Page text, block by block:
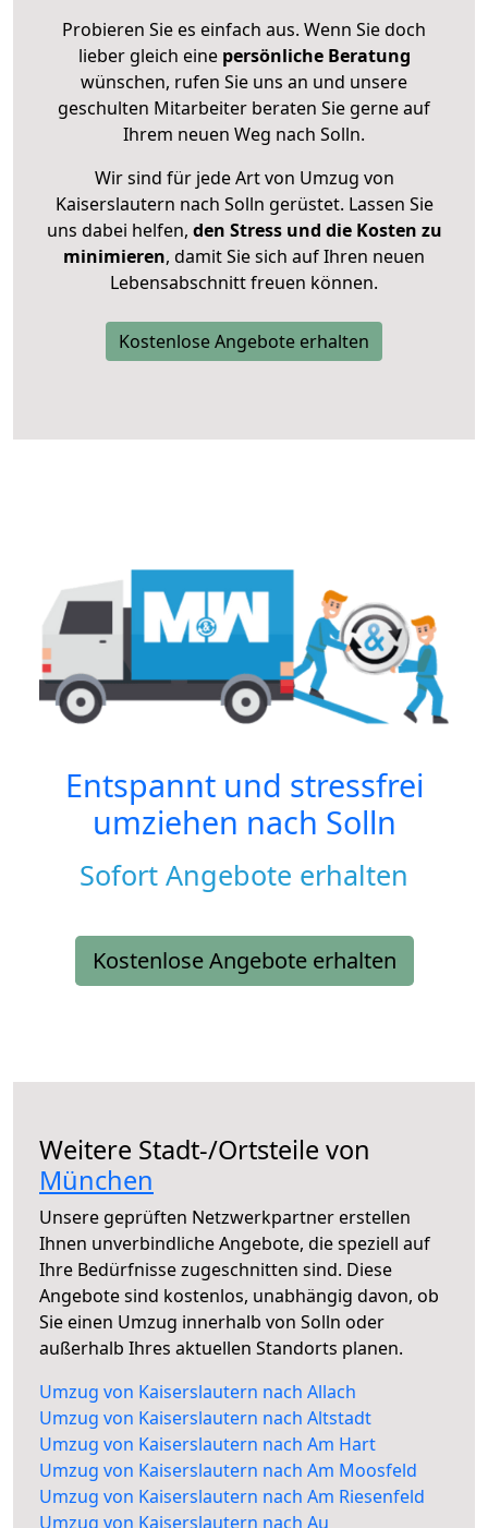
Probieren Sie es einfach aus. Wenn Sie doch
lieber gleich eine persönliche Beratung
wünschen, rufen Sie uns an und unsere
geschulten Mitarbeiter beraten Sie gerne auf
Ihrem neuen Weg nach Solln.
Wir sind für jede Art von Umzug von
Kaiserslautern nach Solln gerüstet. Lassen Sie
uns dabei helfen, den Stress und die Kosten zu
minimieren, damit Sie sich auf Ihren neuen
Lebensabschnitt freuen können.
Kostenlose Angebote erhalten
Entspannt und stressfrei
umziehen nach Solln
Sofort Angebote erhalten
Kostenlose Angebote erhalten
Weitere Stadt-/Ortsteile von
München
Unsere geprüften Netzwerkpartner erstellen
Ihnen unverbindliche Angebote, die speziell auf
Ihre Bedürfnisse zugeschnitten sind. Diese
Angebote sind kostenlos, unabhängig davon, ob
Sie einen Umzug innerhalb von Solln oder
außerhalb Ihres aktuellen Standorts planen.
Umzug von Kaiserslautern nach Allach
Umzug von Kaiserslautern nach Altstadt
Umzug von Kaiserslautern nach Am Hart
Umzug von Kaiserslautern nach Am Moosfeld
Umzug von Kaiserslautern nach Am Riesenfeld
Umzug von Kaiserslautern nach Au